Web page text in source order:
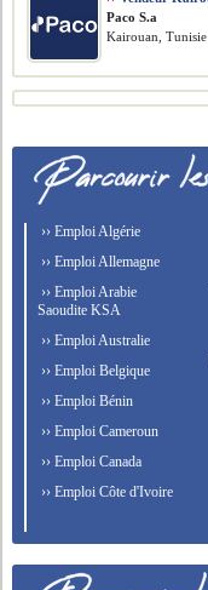
Paco S.a
Kairouan, Tunisie
›› Emploi Algérie
›› Emploi Allemagne
›› Emploi Arabie
Saoudite KSA
›› Emploi Australie
›› Emploi Belgique
›› Emploi Bénin
›› Emploi Cameroun
›› Emploi Canada
›› Emploi Côte d'Ivoire